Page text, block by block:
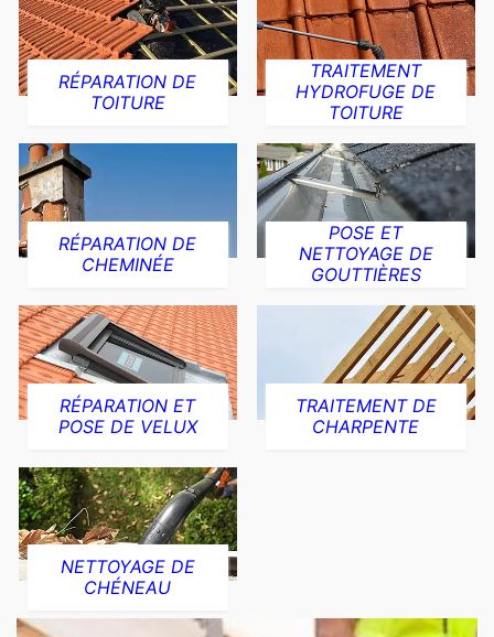
RÉPARATION DE
TOITURE
TRAITEMENT
HYDROFUGE DE
TOITURE
RÉPARATION DE
CHEMINÉE
POSE ET
NETTOYAGE DE
GOUTTIÈRES
RÉPARATION ET
POSE DE VELUX
TRAITEMENT DE
CHARPENTE
NETTOYAGE DE
CHÉNEAU